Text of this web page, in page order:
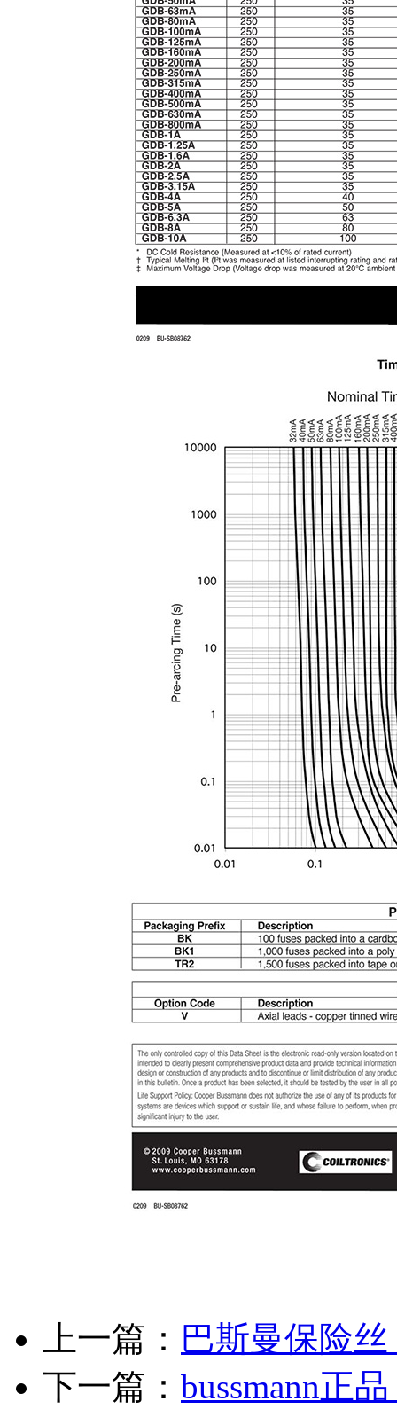
上一篇： 巴斯曼保险
下一篇： bussmann正